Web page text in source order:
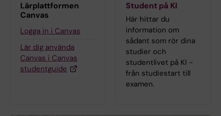
Lärplattformen
Canvas
Logga in i Canvas
Lär dig använda
Canvas i Canvas
studentguide
Student på KI
Här hittar du
information om
sådant som rör dina
studier och
studentlivet på KI -
från studiestart till
examen.